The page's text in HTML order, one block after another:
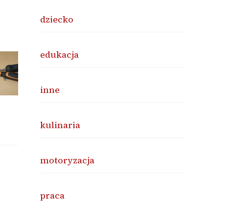
dziecko
edukacja
inne
kulinaria
motoryzacja
praca